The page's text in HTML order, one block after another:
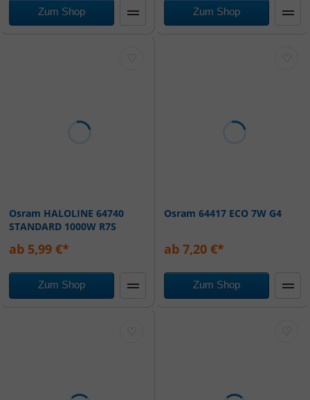
Zum Shop Zum Shop
♡
Osram HALOLINE 64740
STANDARD 1000W R7S
ab 5,99 €*
Zum Shop
♡
Osram 64417 ECO 7W G4
ab 7,20 €*
Zum Shop
♡ ♡